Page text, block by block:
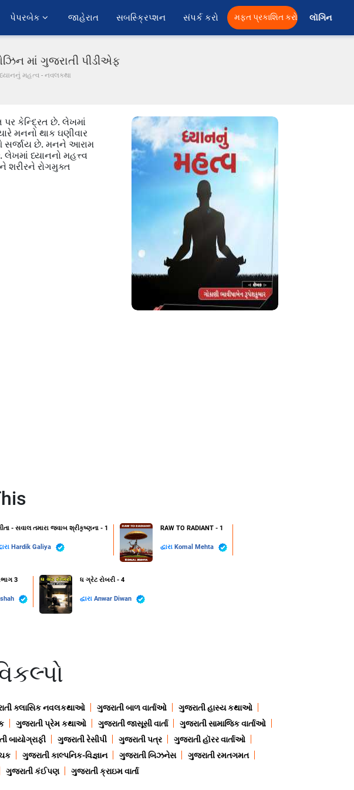
પેપરબેક જાહેરાત સબસ્ક્રિપ્શન સંપર્ક કરો મફત પ્રકાશિત કરો લૉગિન
માં ગુજરાતી પીડીએફ
ધ્યાનનું મહત્વ - નવલકથા
કેન્દ્રિત છે. લેખમાં
મનનો થાક ઘણીવાર
સર્જાય છે. મનને આરામ
ધ્યાનનો મહત્ત્વ
શરીરને રોગમુક્ત
- સવાલ તમારા જવાબ શ્રીકૃષ્ણના - 1
Hardik Galiya
RAW TO RADIANT - 1
દ્વારા Komal Mehta
3 ધ ગ્રેટ રોબરી - 4
દ્વારા Anwar Diwan
ક્લાસિક નવલકથાઓ ગુજરાતી બાળ વાર્તાઓ
ગુજરાતી હાસ્ય કથાઓ
ગુજરાતી પ્રેમ કથાઓ ગુજરાતી જાસૂસી વાર્તા
ગુજરાતી સામાજિક વાર્તાઓ
બાયોગ્રાફી ગુજરાતી રેસીપી ગુજરાતી પત્ર
ગુજરાતી હૉરર વાર્તાઓ
ગુજરાતી કાલ્પનિક-વિજ્ઞાન ગુજરાતી બિઝનેસ
ગુજરાતી રમતગમત
ગુજરાતી કંઈપણ ગુજરાતી ક્રાઇમ વાર્તા